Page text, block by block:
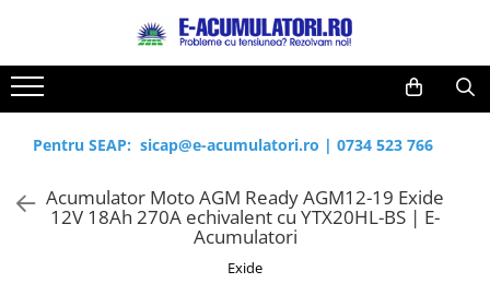
Toate Produsele
Acumulatori, Baterii si Incarcatoare
Uzuale
Baterii alcaline
Baterii litiu
Reduceri de vara
Cabluri
Acumulatori
Prelungitoare
Panouri fotovoltaice
Pentru SEAP: sicap@e-acumulatori.ro | 0734 523 766
Acumulator Moto AGM Ready AGM12-19 Exide
12V 18Ah 270A echivalent cu YTX20HL-BS | E-
Acumulatori
Exide